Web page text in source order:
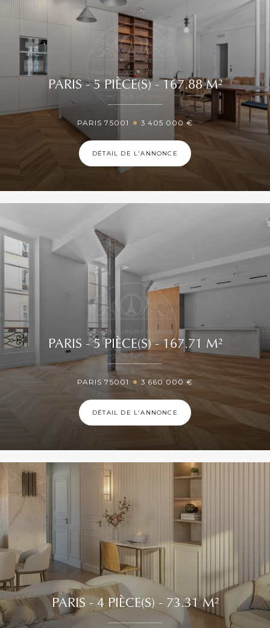
PARIS - 5 PIÈCE(S) - 167.88 M²
PARIS 75001 3 405 000 €
DÉTAIL DE L'ANNONCE
PARIS - 5 PIÈCE(S) - 167.71 M²
PARIS 75001 3 660 000 €
DÉTAIL DE L'ANNONCE
PARIS - 4 PIÈCE(S) - 73.31 M²